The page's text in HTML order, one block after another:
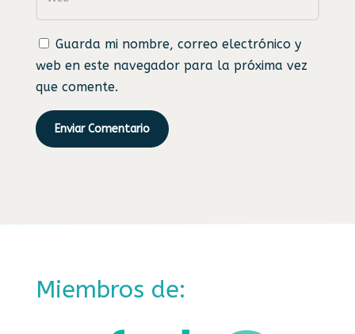
Guarda mi nombre, correo electrónico y
web en este navegador para la próxima vez
que comente.
Enviar Comentario
Miembros de: